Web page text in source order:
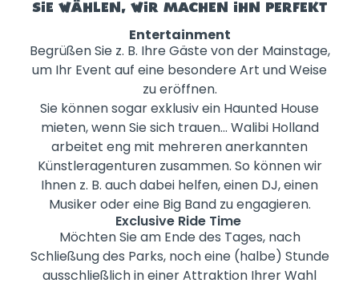
SIE WÄHLEN, WIR MACHEN IHN PERFEKT
Entertainment
Begrüßen Sie z. B. Ihre Gäste von der Mainstage,
um Ihr Event auf eine besondere Art und Weise
zu eröffnen.
Sie können sogar exklusiv ein Haunted House
mieten, wenn Sie sich trauen... Walibi Holland
arbeitet eng mit mehreren anerkannten
Künstleragenturen zusammen. So können wir
Ihnen z. B. auch dabei helfen, einen DJ, einen
Musiker oder eine Big Band zu engagieren.
Exclusive Ride Time
Möchten Sie am Ende des Tages, nach
Schließung des Parks, noch eine (halbe) Stunde
ausschließlich in einer Attraktion Ihrer Wahl